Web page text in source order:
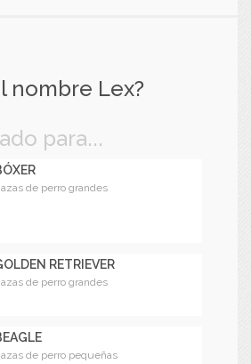
nombre Lex?
para...
de perro grandes
RETRIEVER
de perro grandes
de perro pequeñas